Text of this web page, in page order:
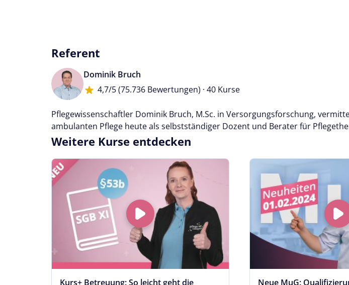
Referent
Dominik Bruch
4,7/5(75.736 Bewertungen) · 40 Kurse
Pflegewissenschaftler Dominik Bruch, M.Sc. in Versorgungsforschung,
ambulanten Pflege heute als selbstständiger Dozent und Berater für
Weitere Kurse entdecken
Kurs+ Betreuung: So leicht geht die
Neue MuG: